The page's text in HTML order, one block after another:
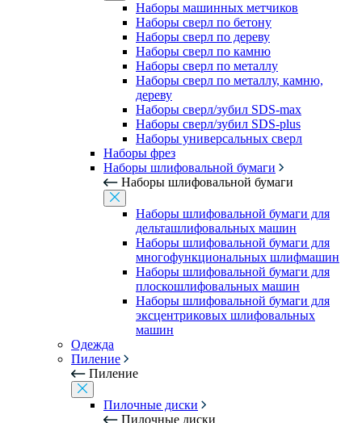
Наборы машинных метчиков
Наборы сверл по бетону
Наборы сверл по дереву
Наборы сверл по камню
Наборы сверл по металлу
Наборы сверл по металлу, камню,
дереву
Наборы сверл/зубил SDS-max
Наборы сверл/зубил SDS-plus
Наборы универсальных сверл
Наборы фрез
Наборы шлифовальной бумаги
Наборы шлифовальной бумаги
Наборы шлифовальной бумаги для
дельташлифовальных машин
Наборы шлифовальной бумаги для
многофункциональных шлифмашин
Наборы шлифовальной бумаги для
плоскошлифовальных машин
Наборы шлифовальной бумаги для
эксцентриковых шлифовальных
машин
Одежда
Пиление
Пиление
Пилочные диски
Пилочные диски